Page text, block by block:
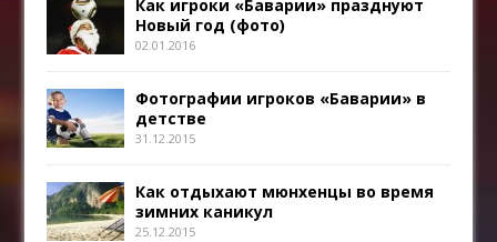
Как игроки «Баварии» празднуют
Новый год (фото)
02.01.2016
Фотографии игроков «Баварии» в
детстве
31.12.2015
Как отдыхают мюнхенцы во время
зимних каникул
25.12.2015